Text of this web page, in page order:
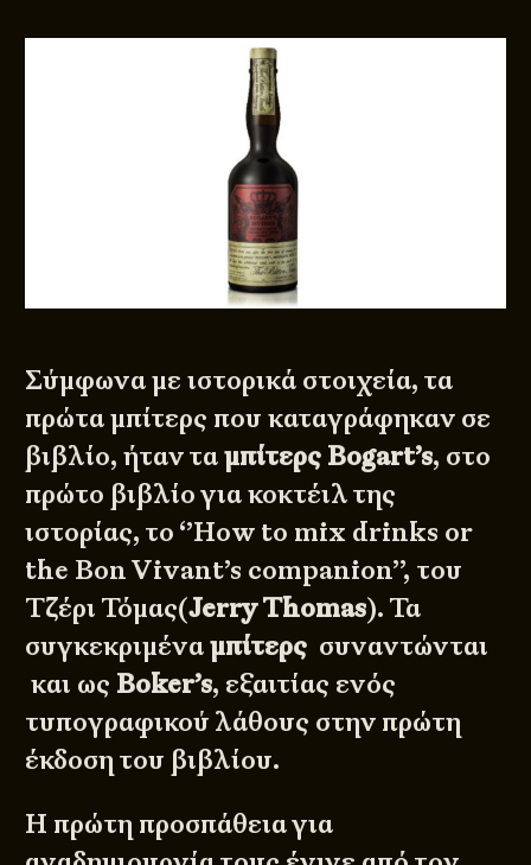
Σύμφωνα με ιστορικά στοιχεία, τα
πρώτα μπίτερς που καταγράφηκαν σε
βιβλίο, ήταν ταμπίτερς Bogart’s, στο
πρώτο βιβλίο για κοκτέιλ της
ιστορίας, το ‘’How to mix drinks or
the Bon Vivant’s companion’’, του
Τζέρι Τόμας(Jerry Thomas). Τα
συγκεκριμέναμπίτερς συναντώνται
και ως Boker’s, εξαιτίας ενός
τυπογραφικού λάθους στην πρώτη
έκδοση του βιβλίου.
Η πρώτη προσπάθεια για